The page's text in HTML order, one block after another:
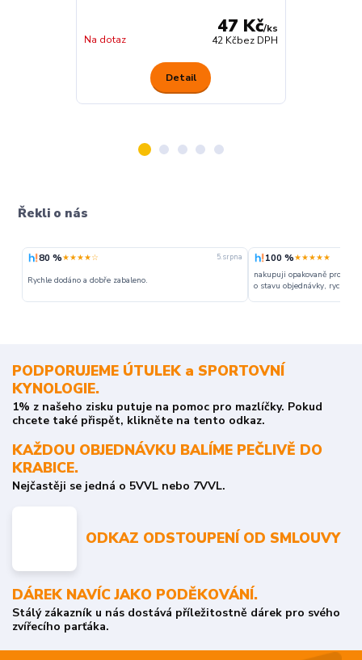
47 Kč/ks
42 Kčbez DPH
Na dotaz
Detail
Řekli o nás
80 %★★★★☆ 5. srpna
Rychle dodáno a dobře zabaleno.
100 %★★★★★
nakupuji opakovaně pro
o stavu objednávky, rychlost
PODPORUJEME ÚTULEK a SPORTOVNÍ
KYNOLOGIE.
1% z našeho zisku putuje na pomoc pro mazlíčky. Pokud
chcete také přispět, klikněte na tento odkaz.
KAŽDOU OBJEDNÁVKU BALÍME PEČLIVĚ DO
KRABICE.
Nejčastěji se jedná o 5VVL nebo 7VVL.
ODKAZ ODSTOUPENÍ OD SMLOUVY
DÁREK NAVÍC JAKO PODĚKOVÁNÍ.
Stálý zákazník u nás dostává příležitostně dárek pro svého
zvířecího parťáka.